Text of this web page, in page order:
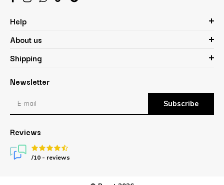
Help
About us
Shipping
Newsletter
Subscribe
Reviews
/10 - reviews